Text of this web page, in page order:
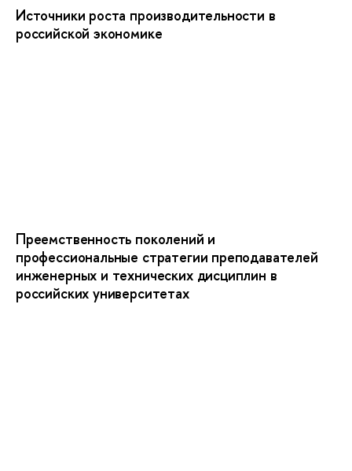
Источники роста производительности в
российской экономике
Преемственность поколений и
профессиональные стратегии преподавателей
инженерных и технических дисциплин в
российских университетах